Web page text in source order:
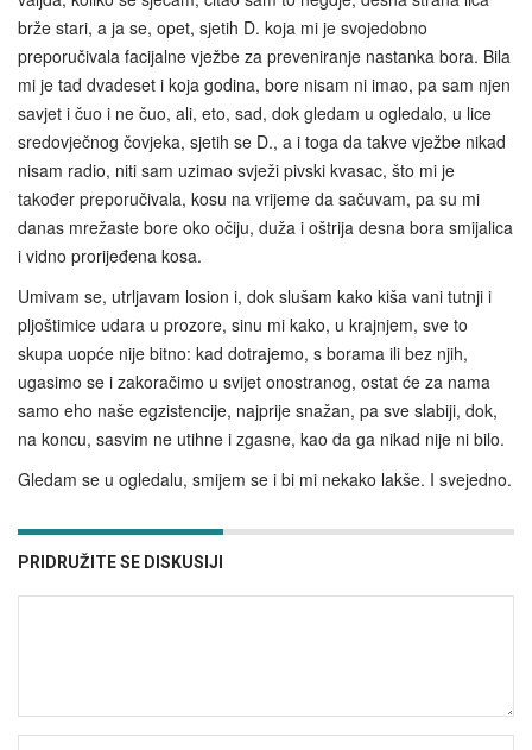
brže stari, a ja se, opet, sjetih D. koja mi je svojedobno
preporučivala facijalne vježbe za preveniranje nastanka bora. Bila
mi je tad dvadeset i koja godina, bore nisam ni imao, pa sam njen
savjet i čuo i ne čuo, ali, eto, sad, dok gledam u ogledalo, u lice
sredovječnog čovjeka, sjetih se D., a i toga da takve vježbe nikad
nisam radio, niti sam uzimao svježi pivski kvasac, što mi je
također preporučivala, kosu na vrijeme da sačuvam, pa su mi
danas mrežaste bore oko očiju, duža i oštrija desna bora smijalica
i vidno prorijeđena kosa.
Umivam se, utrljavam losion i, dok slušam kako kiša vani tutnji i
pljoštimice udara u prozore, sinu mi kako, u krajnjem, sve to
skupa uopće nije bitno: kad dotrajemo, s borama ili bez njih,
ugasimo se i zakoračimo u svijet onostranog, ostat će za nama
samo eho naše egzistencije, najprije snažan, pa sve slabiji, dok,
na koncu, sasvim ne utihne i zgasne, kao da ga nikad nije ni bilo.
Gledam se u ogledalu, smijem se i bi mi nekako lakše. I svejedno.
PRIDRUŽITE SE DISKUSIJI